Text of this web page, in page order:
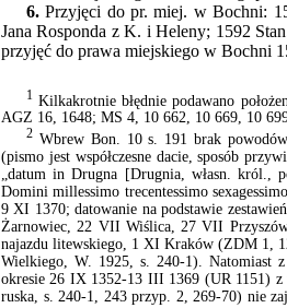
6. Przyjęci do pr. miej. w Bochni:
Jana Rosponda z K. i Heleny; 1592
przyjęć do prawa miejskiego w Bochni
1
Kilkakrotnie błędnie podawano
AGZ 16, 1648; MS 4, 10 662, 10 669, 10
2 Wbrew Bon. 10 s. 191 brak
(pismo jest współczesne dacie, sposób
„datum in Drugna [Drugnia, własn.
Domini millessimo trecentessimo
9 XI 1370; datowanie na podstawie
Żarnowiec, 22 VII Wiślica, 27 VII
najazdu litewskiego, 1 XI Kraków (ZDM 1,
Wielkiego, W. 1925, s. 240-1). Natomiast
okresie 26 IX 1352-13 III 1369 (UR 1151)
ruska, s. 240-1, 243 przyp. 2, 269-70) nie